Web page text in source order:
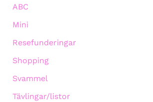
ABC
Mini
Resefunderingar
Shopping
Svammel
Tävlingar/listor